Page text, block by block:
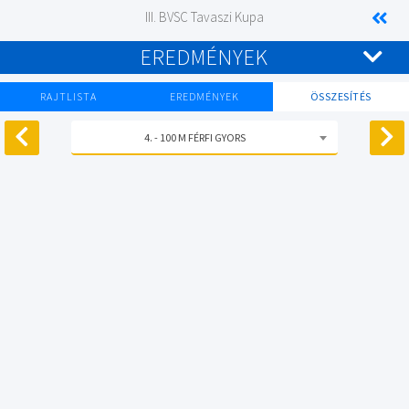
III. BVSC Tavaszi Kupa
EREDMÉNYEK
RAJTLISTA EREDMÉNYEK ÖSSZESÍTÉS
4. - 100 M FÉRFI GYORS